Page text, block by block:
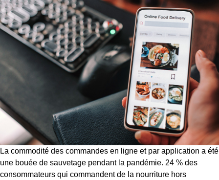
La commodité des commandes en ligne et par application a été
une bouée de sauvetage pendant la pandémie. 24 % des
consommateurs qui commandent de la nourriture hors